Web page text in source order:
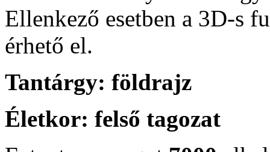
Ellenkező esetben a 3D-s
érhető el.
Tantárgy: földrajz
Életkor: felső tagozat